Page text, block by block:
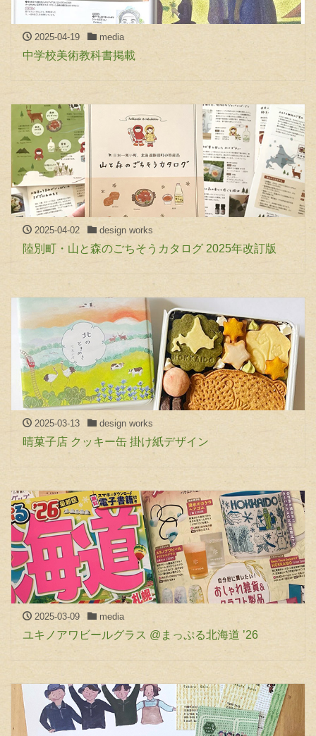
2025-04-19 media
中学校美術教科書掲載
2025-04-02 design works
陸別町・山と森のごちそうカタログ 2025年改訂版
2025-03-13 design works
晴菓子店 クッキー缶 掛け紙デザイン
2025-03-09 media
ユキノアワビールグラス @まっぷる北海道 ’26